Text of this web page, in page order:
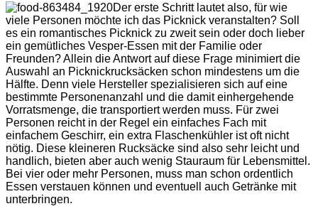
Der erste Schritt lautet also, für wie
viele Personen möchte ich das Picknick veranstalten? Soll
es ein romantisches Picknick zu zweit sein oder doch lieber
ein gemütliches Vesper-Essen mit der Familie oder
Freunden? Allein die Antwort auf diese Frage minimiert die
Auswahl an Picknickrucksäcken schon mindestens um die
Hälfte. Denn viele Hersteller spezialisieren sich auf eine
bestimmte Personenanzahl und die damit einhergehende
Vorratsmenge, die transportiert werden muss. Für zwei
Personen reicht in der Regel ein einfaches Fach mit
einfachem Geschirr, ein extra Flaschenkühler ist oft nicht
nötig. Diese kleineren Rucksäcke sind also sehr leicht und
handlich, bieten aber auch wenig Stauraum für Lebensmittel.
Bei vier oder mehr Personen, muss man schon ordentlich
Essen verstauen können und eventuell auch Getränke mit
unterbringen.